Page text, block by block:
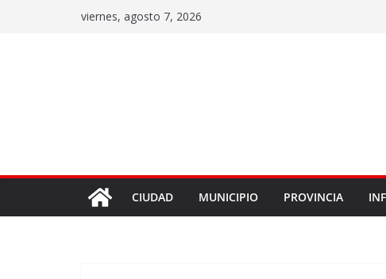
viernes, agosto 7, 2026
CIUDAD MUNICIPIO PROVINCIA